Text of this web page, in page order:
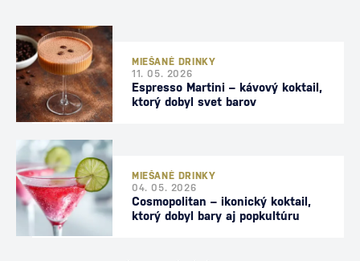
MIEŠANÉ DRINKY
11. 05. 2026
Espresso Martini – kávový koktail,
ktorý dobyl svet barov
MIEŠANÉ DRINKY
04. 05. 2026
Cosmopolitan – ikonický koktail,
ktorý dobyl bary aj popkultúru